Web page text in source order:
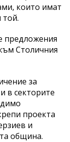
които имат
той.
предложения
Столичния
за
в секторите
проекта
и
община.